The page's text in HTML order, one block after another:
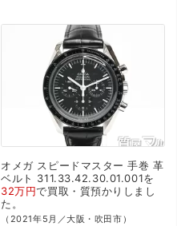
オメガ スピードマスター 手巻 革
ベルト 311.33.42.30.01.001を
32万円で買取・質預かり しまし
た。
（2021年5月／大阪・吹田市）